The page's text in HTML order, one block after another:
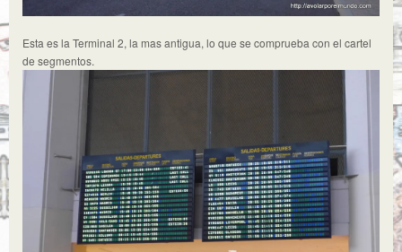
Esta es la Terminal 2, la mas antigua, lo que se comprueba con el cartel
de segmentos.